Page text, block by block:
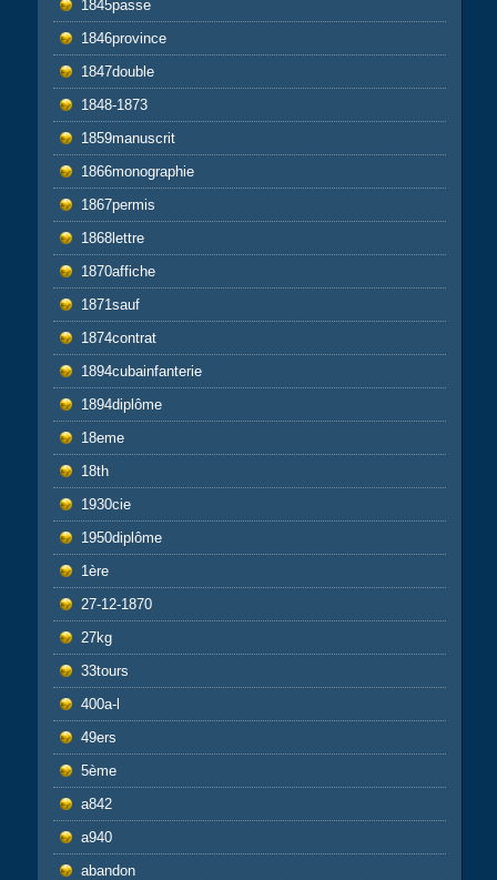
1845passe
1846province
1847double
1848-1873
1859manuscrit
1866monographie
1867permis
1868lettre
1870affiche
1871sauf
1874contrat
1894cubainfanterie
1894diplôme
18eme
18th
1930cie
1950diplôme
1ère
27-12-1870
27kg
33tours
400a-l
49ers
5ème
a842
a940
abandon